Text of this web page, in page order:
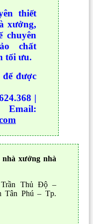
thiết
xưởng,
chuyên
chất
tối ưu.
được
|
xưởng nhà
Thủ Độ –
Tân Phú – Tp.